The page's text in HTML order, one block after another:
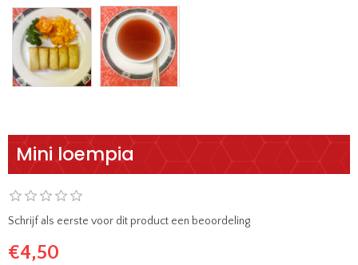
Mini loempia
Schrijf als eerste voor dit product een beoordeling
€4,50